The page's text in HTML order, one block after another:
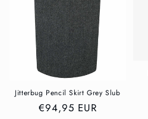
Jitterbug Pencil Skirt Grey Slub
Normale
€94,95 EUR